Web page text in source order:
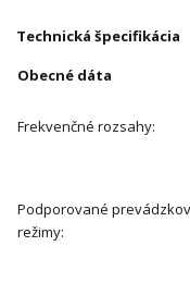
Technická špecifikácia
Obecné dáta
Frekvenčné rozsahy:
Podporované
režimy: